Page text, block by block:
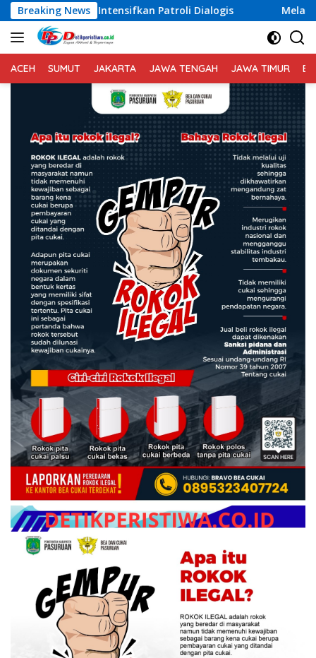
Langsung
ke
konten
Breaking News
Patroli Dialogis Melalaui Patroli Barcode,
ACEH SUMUT JAKARTA JAWA TENGAH JAWA TIMUR